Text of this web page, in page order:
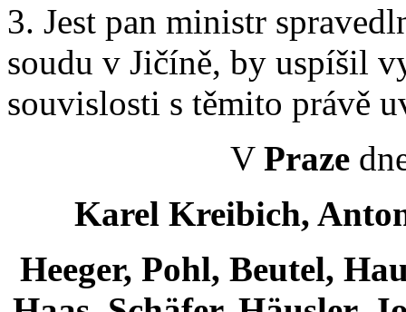
3. Jest pan ministr
soudu v Jičíně, by uspíšil
souvislosti s těmito právě
V Praze
Karel Kreibich,
Heeger, Pohl, Beutel,